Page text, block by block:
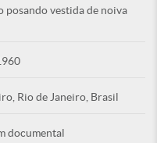
posando vestida de noiva
Rio de Janeiro, Brasil
documental